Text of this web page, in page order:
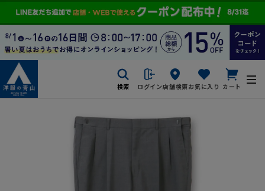
検索 ログイン店舗検索お気に入り カート